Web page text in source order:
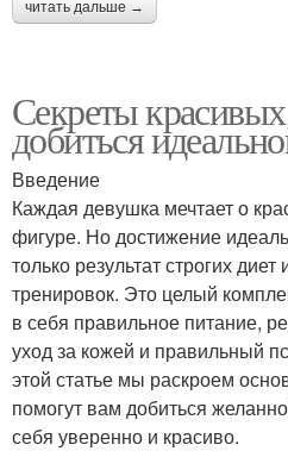
читать дальше →
Секреты
добиться
Введение
Каждая девушка мечтает о
фигуре. Но достижение
только результат строгих
тренировок. Это целый
в себя правильное питание,
уход за кожей и правильный
этой статье мы раскроем
помогут вам добиться
себя уверенно и красиво.